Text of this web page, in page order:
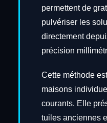
permettent de
pulvériser les
directement
précision
Cette méthode
maisons
courants. Elle
tuiles anciennes